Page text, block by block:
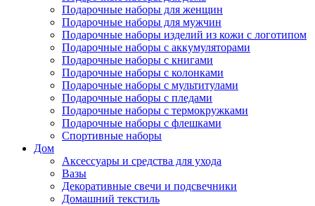
Подарочные наборы для женщин
Подарочные наборы для мужчин
Подарочные наборы изделий из кожи с логотипом
Подарочные наборы с аккумуляторами
Подарочные наборы с книгами
Подарочные наборы с колонками
Подарочные наборы с мультитулами
Подарочные наборы с пледами
Подарочные наборы с термокружками
Подарочные наборы с флешками
Спортивные наборы
Дом
Аксессуары и средства для ухода
Вазы
Декоративные свечи и подсвечники
Домашний текстиль